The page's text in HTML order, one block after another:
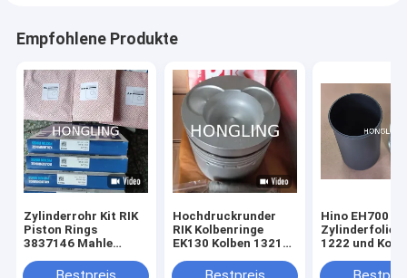
Empfohlene Produkte
Zylinderrohr Kit RIK
Piston Rings
3837146 Mahle
TAD1631GE
Hochdruckrunder
RIK Kolbenringe
EK130 Kolben 13211-
Zylinderkopf
Hino EH700
Zylinderfolie
1222 und